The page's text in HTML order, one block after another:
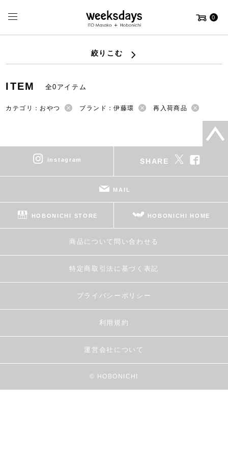
0
絞りこむ
ITEM 全0アイテム
カテゴリ：おやつ ブランド：伊藤環 再入荷商品
instagram SHARE
MAIL
HOBONICHI STORE HOBONICHI HOME
商品について問い合わせる
特定商取引法に基づく表記
プライバシーポリシー
利用規約
運営会社について
© HOBONICHI